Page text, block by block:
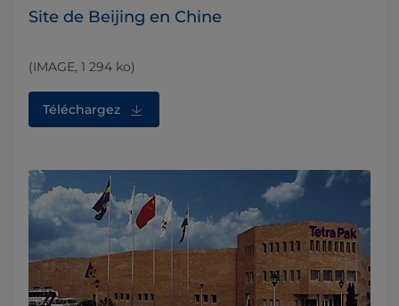
Site de Beijing en Chine
(IMAGE, 1 294 ko)
Téléchargez